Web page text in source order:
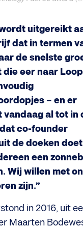
uitgereikt
dat in termen
de snelste
eer naar Loop
– en er
vandaag al tot in
co-founder
de doeken
een
Wij willen met
zijn.”
in 2016, uit
Maarten